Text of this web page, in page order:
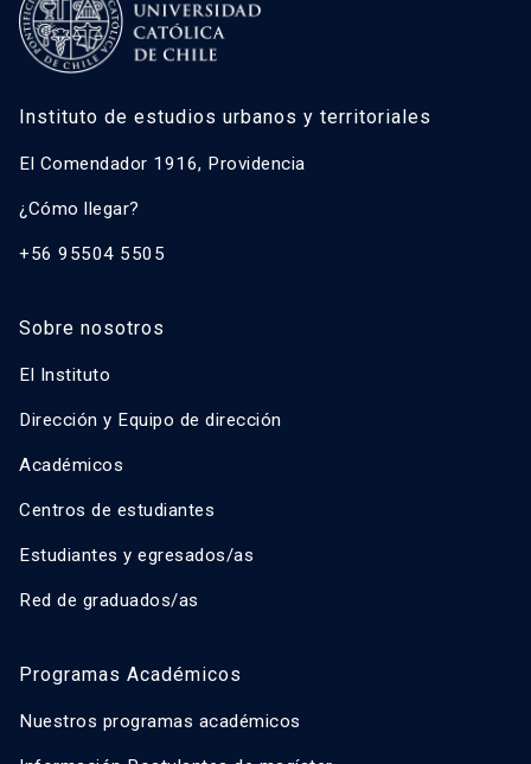
Instituto de estudios urbanos y territoriales
El Comendador 1916, Providencia
¿Cómo llegar?
+56 95504 5505
Sobre nosotros
El Instituto
Dirección y Equipo de dirección
Académicos
Centros de estudiantes
Estudiantes y egresados/as
Red de graduados/as
Programas Académicos
Nuestros programas académicos